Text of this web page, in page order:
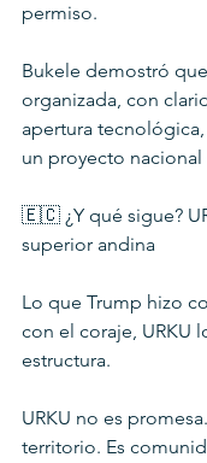
permiso.
Bukele demostró
organizada, con
apertura
un proyecto
🇪🇨 ¿Y qué sigue?
superior andina
Lo que Trump hizo
con el coraje, URKU
estructura.
URKU no es
territorio. Es